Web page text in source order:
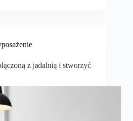
z jadalnią i stworzyć